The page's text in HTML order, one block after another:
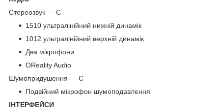
Стереозвук — Є
1510 ультралінійний нижній динамік
1012 ультралінійний верхній динамік
Два мікрофони
OReality Audio
Шумопридушення — Є
Подвійний мікрофон шумоподавлення
ІНТЕРФЕЙСИ